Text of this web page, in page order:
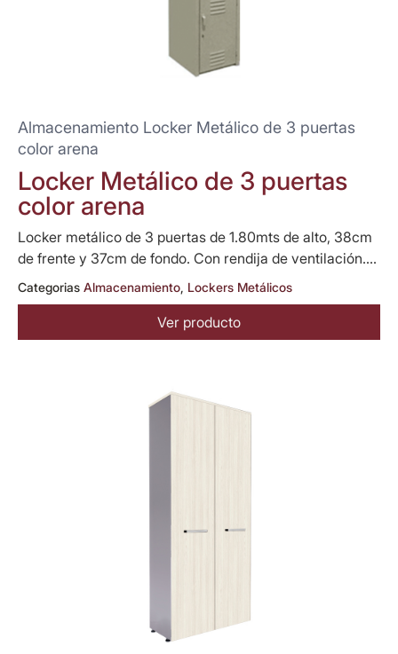
Almacenamiento Locker Metálico de 3 puertas
color arena
Locker Metálico de 3 puertas
color arena
Locker metálico de 3 puertas de 1.80mts de alto, 38cm
de frente y 37cm de fondo. Con rendija de ventilación....
Categorias Almacenamiento, Lockers Metálicos
Ver producto